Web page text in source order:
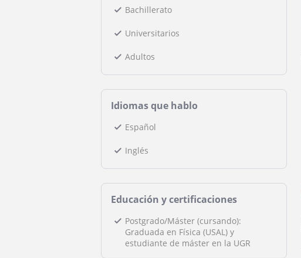
Bachillerato
Universitarios
Adultos
Idiomas que hablo
Español
Inglés
Educación y certificaciones
Postgrado/Máster (cursando):
Graduada en Física (USAL) y
estudiante de máster en la UGR